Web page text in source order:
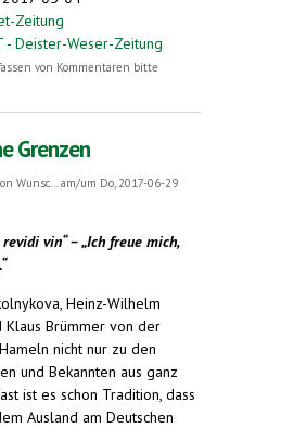
Zeitung
- Deister-Weser-Zeitung
ins Jubeljahr
von Kommentaren bitte
Grenzen
Wunsc...
am/um Do, 2017-06-29
vin“ – „Ich freue mich,
Heinz-Wilhelm
Klaus Brümmer von der
nicht nur zu den
und Bekannten aus ganz
ist es schon Tradition, dass
Ausland am Deutschen